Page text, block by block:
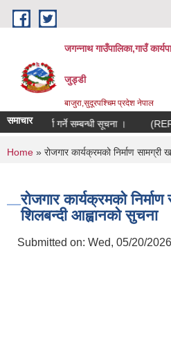
Skip to main content
जगन्नाथ गाउँपालिका,गाउँ
जुड्डी
बाजुरा,सुदूरपश्चिम प्रदेश नेपाल
समाचार
सूची दर्ता गर्ने सम्बन्धी सूचना ।
You are here
Home » रोजगार कार्यक्रमको निर्माण सामग्री
रोजगार कार्यक्रमको
शिलबन्दी आह्वानको सुचना
Submitted on: Wed, 05/20/